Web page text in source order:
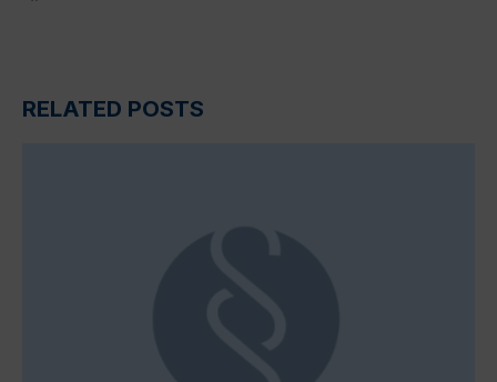
RELATED POSTS